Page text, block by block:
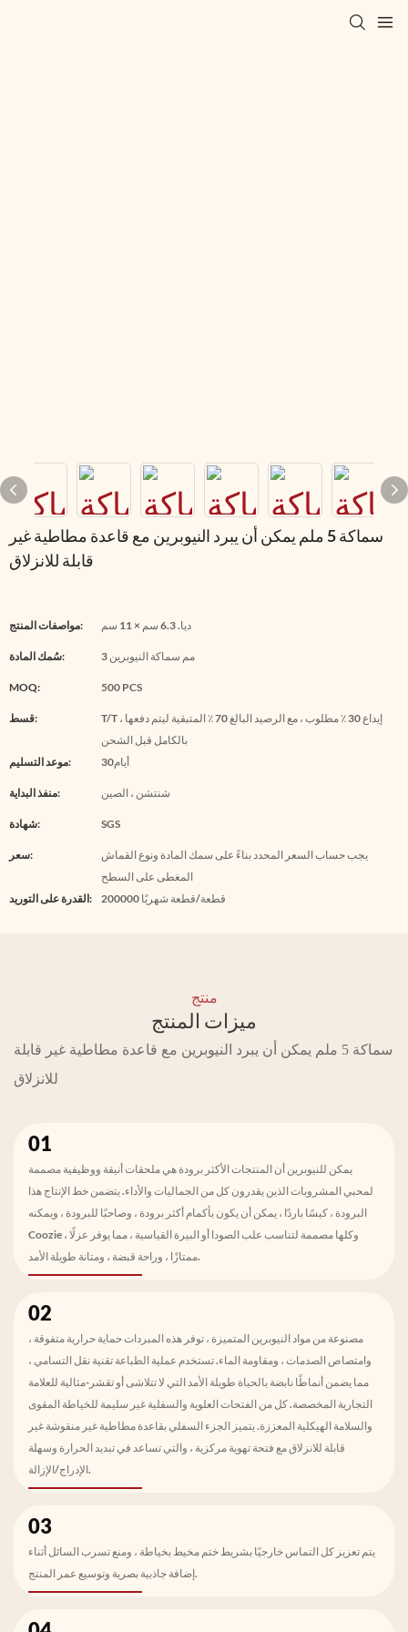
سماكة 5 ملم يمكن أن يبرد النيوبرين مع قاعدة مطاطية غير
قابلة للانزلاق
مواصفات المنتج: ديا. 6.3 سم × 11 سم
سُمك المادة: 3 مم سماكة النيوبرين
MOQ: 500 PCS
قسط:
T/T ، إيداع 30 ٪ مطلوب ، مع الرصيد البالغ 70 ٪ المتبقية ليتم دفعها
بالكامل قبل الشحن
موعد التسليم:
أيام30
منفذ البداية: شنتشن ، الصين
شهادة: SGS
سعر:
يجب حساب السعر المحدد بناءً على سمك المادة ونوع القماش
المغطى على السطح
القدرة على التوريد:
200000 قطعة/قطعة شهريًا
منتج
ميزات المنتج
سماكة 5 ملم يمكن أن يبرد النيوبرين مع قاعدة مطاطية غير قابلة
للانزلاق
01
يمكن للنيوبرين أن المنتجات الأكثر برودة هي ملحقات أنيقة ووظيفية مصممة
لمحبي المشروبات الذين يقدرون كل من الجماليات والأداء. يتضمن خط الإنتاج هذا
البرودة ، كيسًا باردًا ، يمكن أن يكون بأكمام أكثر برودة ، وصاحبًا للبرودة ، ويمكنه
Coozie ، وكلها مصممة لتناسب علب الصودا أو البيرة القياسية ، مما يوفر عزلًا
ممتازًا ، وراحة قبضة ، ومتانة طويلة الأمد.
02
مصنوعة من مواد النيوبرين المتميزة ، توفر هذه المبردات حماية حرارية متفوقة ،
وامتصاص الصدمات ، ومقاومة الماء. تستخدم عملية الطباعة تقنية نقل التسامي ،
مما يضمن أنماطًا نابضة بالحياة طويلة الأمد التي لا تتلاشى أو تقشر-مثالية للعلامة
التجارية المخصصة. كل من الفتحات العلوية والسفلية غير سليمة للخياطة المقوى
والسلامة الهيكلية المعززة. يتميز الجزء السفلي بقاعدة مطاطية غير منقوشة غير
قابلة للانزلاق مع فتحة تهوية مركزية ، والتي تساعد في تبديد الحرارة وسهلة
الإدراج/الإزالة.
03
يتم تعزيز كل التماس خارجيًا بشريط ختم مخيط بخياطة ، ومنع تسرب السائل أثناء
إضافة جاذبية بصرية وتوسيع عمر المنتج.